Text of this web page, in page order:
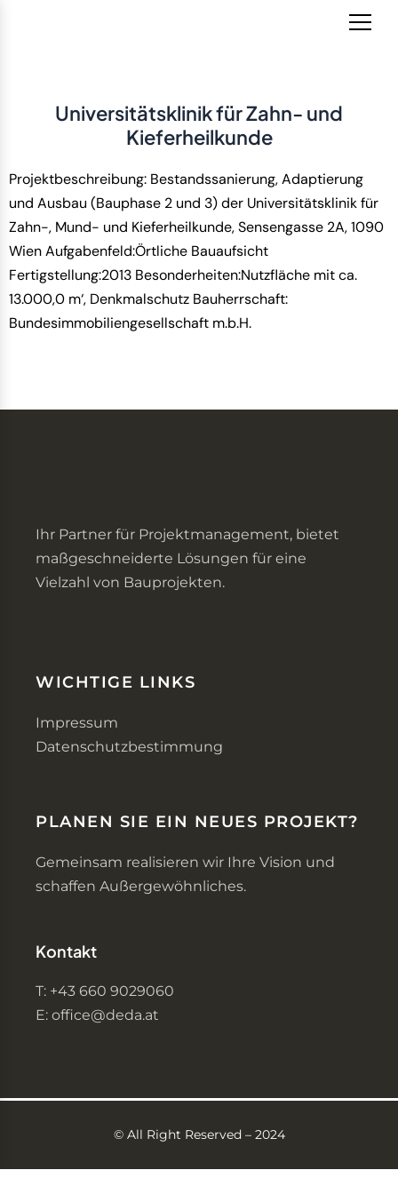
Universitätsklinik für Zahn- und
Kieferheilkunde
Projektbeschreibung: Bestandssanierung, Adaptierung
und Ausbau (Bauphase 2 und 3) der Universitätsklinik für
Zahn-, Mund- und Kieferheilkunde, Sensengasse 2A, 1090
WienAufgabenfeld:Örtliche Bauaufsicht
Fertigstellung:2013 Besonderheiten:Nutzfläche mit ca.
13.000,0 m‘, Denkmalschutz Bauherrschaft:
Bundesimmobiliengesellschaft m.b.H.
Ihr Partner für Projektmanagement, bietet
maßgeschneiderte Lösungen für eine
Vielzahl von Bauprojekten.
WICHTIGE LINKS
Impressum
Datenschutzbestimmung
PLANEN SIE EIN NEUES PROJEKT?
Gemeinsam realisieren wir Ihre Vision und
schaffen Außergewöhnliches.
Kontakt
T: +43 660 9029060
E: office@deda.at
©️ All Right Reserved – 2024